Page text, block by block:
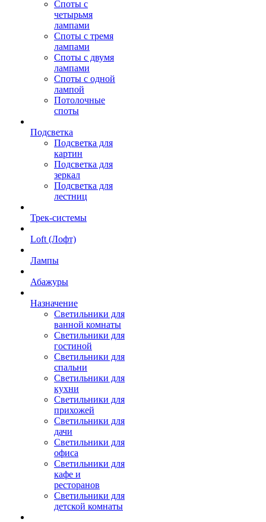
Споты с
четырьмя
лампами
Споты с тремя
лампами
Споты с двумя
лампами
Споты с одной
лампой
Потолочные
споты
Подсветка
Подсветка для
картин
Подсветка для
зеркал
Подсветка для
лестниц
Трек-системы
Loft (Лофт)
Лампы
Абажуры
Назначение
Светильники для
ванной комнаты
Светильники для
гостиной
Светильники для
спальни
Светильники для
кухни
Светильники для
прихожей
Светильники для
дачи
Светильники для
офиса
Светильники для
кафе и
ресторанов
Светильники для
детской комнаты